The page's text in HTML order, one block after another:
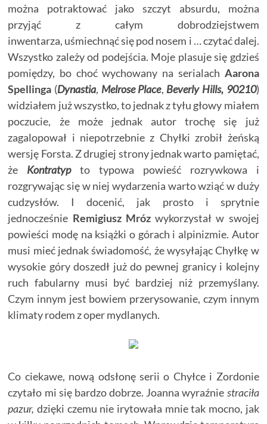
można potraktować jako szczyt absurdu, można
przyjąć z całym dobrodziejstwem
inwentarza, uśmiechnąć się pod nosem i … czytać dalej.
Wszystko zależy od podejścia. Moje plasuje się gdzieś
pomiędzy, bo choć wychowany na serialach Aarona
Spellinga (Dynastia, Melrose Place, Beverly Hills, 90210)
widziałem już wszystko, to jednak z tyłu głowy miałem
poczucie, że może jednak autor trochę się już
zagalopował i niepotrzebnie z Chyłki zrobił żeńską
wersję Forsta. Z drugiej strony jednak warto pamiętać,
że Kontratypto typowa powieść rozrywkowa i
rozgrywając się w niej wydarzenia warto wziąć w duży
cudzysłów. I docenić, jak prosto i sprytnie
jednocześnie Remigiusz Mrózwykorzystał w swojej
powieści modę na książki o górach i alpinizmie. Autor
musi mieć jednak świadomość, że wysyłając Chyłkę w
wysokie góry doszedł już do pewnej granicy i kolejny
ruch fabularny musi być bardziej niż przemyślany.
Czym innym jest bowiem przerysowanie, czym innym
klimaty rodem z oper mydlanych.
Co ciekawe, nową odsłonę serii o Chyłce i Zordonie
czytało mi się bardzo dobrze. Joanna wyraźnie straciła
pazur,dzięki czemu nie irytowała mnie tak mocno, jak